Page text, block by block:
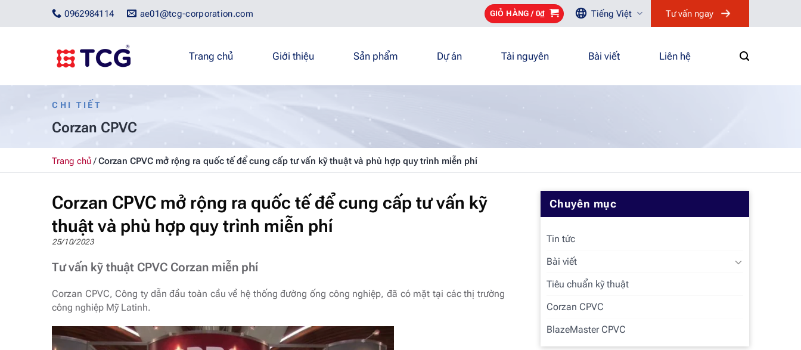
ae01@tcg-corporation.com
0962984114 GIỎ HÀNG / 0₫ Tiếng Việt Tư vấn ngay
Trang chủ Giới thiệu Sản phẩm Dự án Tài nguyên Bài viết Liên hệ
CHI TIẾT
Corzan CPVC
Trang chủ/Corzan CPVC mở rộng ra quốc tế để cung cấp tư vấn kỹ thuật và phù hợp quy trình miễn phí
Corzan CPVC mở rộng ra quốc tế để cung cấp tư vấn kỹ
thuật và phù hợp quy trình miễn phí
25/10/2023
Tư vấn kỹ thuật CPVC Corzan miễn phí
Corzan CPVC, Công ty dẫn đầu toàn cầu về hệ thống đường ống công nghiệp, đã có mặt tại các thị trường
công nghiệp Mỹ Latinh.
Chuyên mục
Tin tức
Bài viết
Tiêu chuẩn kỹ thuật
Corzan CPVC
BlazeMaster CPVC